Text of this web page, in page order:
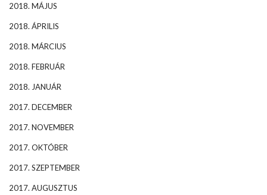
2018. MÁJUS
2018. ÁPRILIS
2018. MÁRCIUS
2018. FEBRUÁR
2018. JANUÁR
2017. DECEMBER
2017. NOVEMBER
2017. OKTÓBER
2017. SZEPTEMBER
2017. AUGUSZTUS